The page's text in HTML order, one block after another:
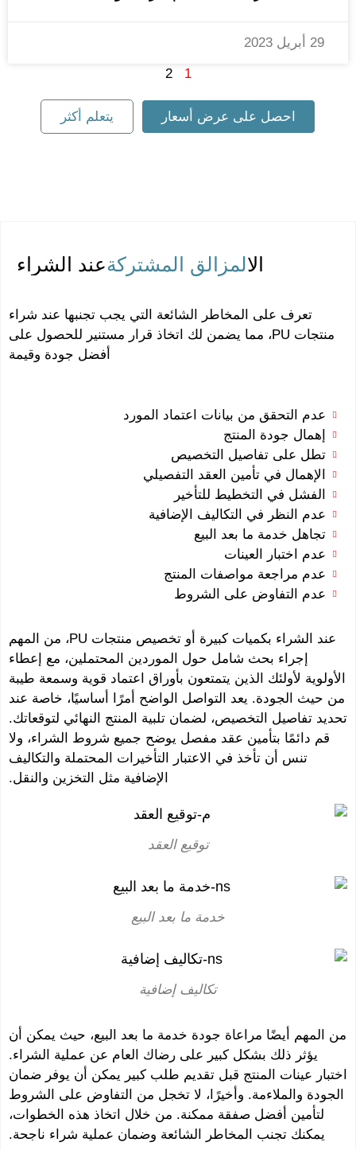
2
احصل على عرض أسعار يتعلم أكثر
المزالق المشتركةعند الشراء
تعرف على المخاطر الشائعة التي يجب تجنبها عند شراء
منتجات PU، مما يضمن لك اتخاذ قرار مستنير للحصول على
أفضل جودة وقيمة
عدم التحقق من بيانات اعتماد المورد
إهمال جودة المنتج
تطل على تفاصيل التخصيص
الإهمال في تأمين العقد التفصيلي
الفشل في التخطيط للتأخير
عدم النظر في التكاليف الإضافية
تجاهل خدمة ما بعد البيع
عدم اختبار العينات
عدم مراجعة مواصفات المنتج
عدم التفاوض على الشروط
عند الشراء بكميات كبيرة أو تخصيص منتجات PU، من المهم
إجراء بحث شامل حول الموردين المحتملين، مع إعطاء
لأولئك الذين يتمتعون بأوراق اعتماد قوية وسمعة طيبة
حيث الجودة. يعد التواصل الواضح أمرًا أساسيًا، خاصة عند
تفاصيل التخصيص، لضمان تلبية المنتج النهائي لتوقعاتك.
قم دائمًا بتأمين عقد مفصل يوضح جميع شروط الشراء، ولا
تنس أن تأخذ في الاعتبار التأخيرات المحتملة والتكاليف
الإضافية مثل التخزين والنقل.
توقيع العقد
خدمة ما بعد البيع
تكاليف إضافية
المهم أيضًا مراعاة جودة خدمة ما بعد البيع، حيث يمكن أن
يؤثر ذلك بشكل كبير على رضاك ​​العام عن عملية الشراء.
عينات المنتج قبل تقديم طلب كبير يمكن أن يوفر ضمان
والملاءمة. وأخيرًا، لا تخجل من التفاوض على الشروط
لتأمين أفضل صفقة ممكنة. من خلال اتخاذ هذه الخطوات،
يمكنك تجنب المخاطر الشائعة وضمان عملية شراء ناجحة.